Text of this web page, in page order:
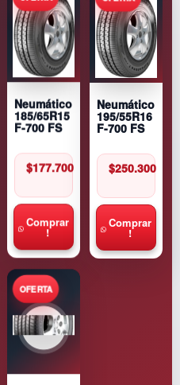
Neumático
185/65R15
F-700 FS
$177.700
Comprar
!
Neumático
195/55R16
F-700 FS
$250.300
Comprar
!